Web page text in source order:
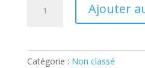
:100%
Ajouter
Catégorie : Non classé